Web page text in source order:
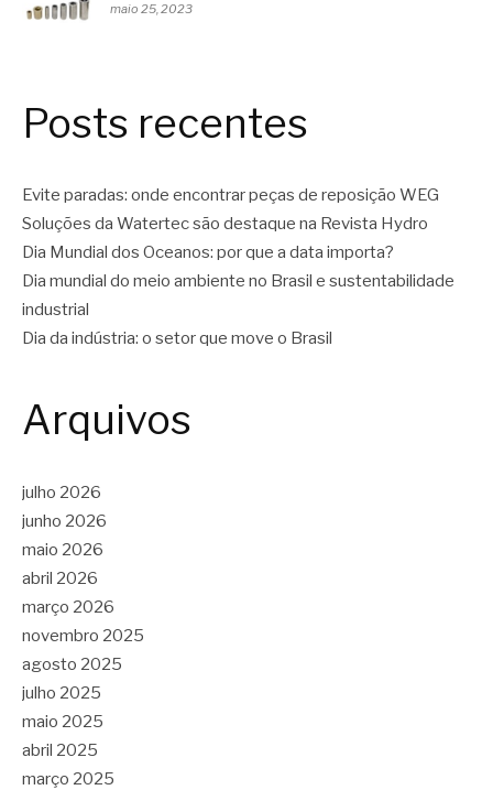
maio 25, 2023
Posts recentes
Evite paradas: onde encontrar peças de reposição WEG
Soluções da Watertec são destaque na Revista Hydro
Dia Mundial dos Oceanos: por que a data importa?
Dia mundial do meio ambiente no Brasil e sustentabilidade
industrial
Dia da indústria: o setor que move o Brasil
Arquivos
julho 2026
junho 2026
maio 2026
abril 2026
março 2026
novembro 2025
agosto 2025
julho 2025
maio 2025
abril 2025
março 2025